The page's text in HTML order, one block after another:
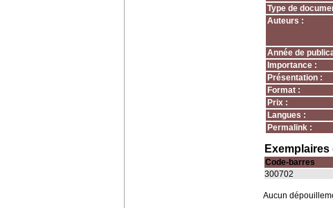
Type de
Auteurs :
Année de
Importance :
Présentation :
Format :
Prix :
Langues :
Permalink :
Exemplaires
Code-barres
300702
Aucun